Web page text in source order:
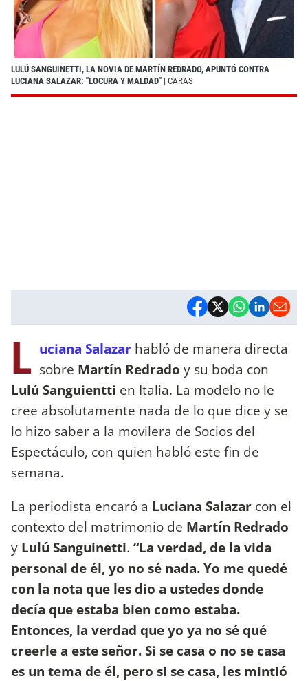
LULÚ SANGUINETTI, LA NOVIA DE MARTÍN REDRADO, APUNTÓ CONTRA
LUCIANA SALAZAR: "LOCURA Y MALDAD" | CARAS
L uciana Salazar habló de manera directa
sobre Martín Redrado y su boda con
Lulú Sanguientti en Italia. La modelo no le
cree absolutamente nada de lo que dice y se
lo hizo saber a la movilera de Socios del
Espectáculo, con quien habló este fin de
semana.
La periodista encaró a Luciana Salazar con el
contexto del matrimonio de Martín Redrado
y Lulú Sanguinetti. “La verdad, de la vida
personal de él, yo no sé nada. Yo me quedé
con la nota que les dio a ustedes donde
decía que estaba bien como estaba.
Entonces, la verdad que yo ya no sé qué
creerle a este señor. Si se casa o no se casa
es un tema de él, pero si se casa, les mintió